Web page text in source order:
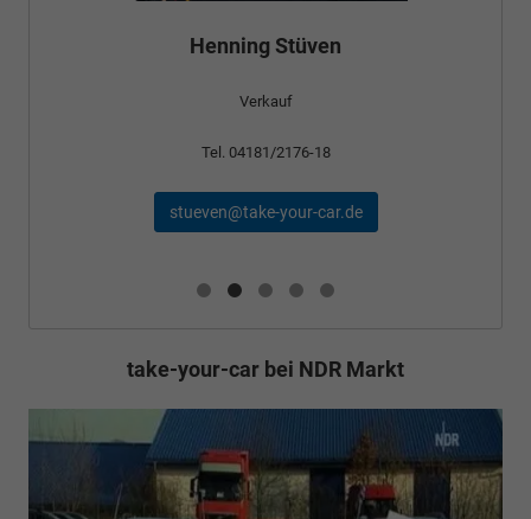
Henning Stüven
Verkauf
Tel. 04181/2176-18
stueven@take-your-car.de
take-your-car bei NDR Markt